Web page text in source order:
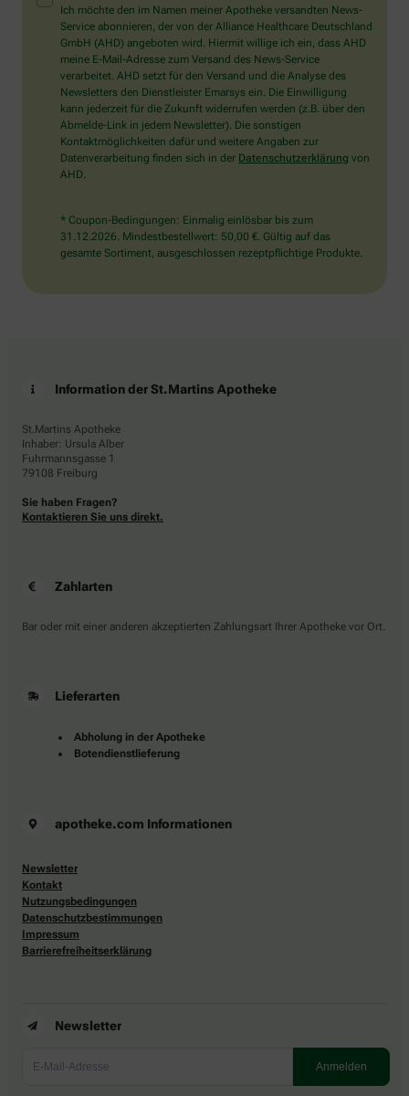
Mensch?
Dann
wählen
Sie
bitte
das
Flugzeug.
Ich möchte den im Namen meiner Apotheke versandten News-
Service abonnieren, der von der Alliance Healthcare Deutschland
GmbH (AHD) angeboten wird. Hiermit willige ich ein, dass AHD
meine E-Mail-Adresse zum Versand des News-Service
verarbeitet. AHD setzt für den Versand und die Analyse des
Newsletters den Dienstleister Emarsys ein. Die Einwilligung
kann jederzeit für die Zukunft widerrufen werden (z.B. über den
Abmelde-Link in jedem Newsletter). Die sonstigen
Kontaktmöglichkeiten dafür und weitere Angaben zur
Datenverarbeitung finden sich in der Datenschutzerklärung von
AHD.
* Coupon-Bedingungen: Einmalig einlösbar bis zum
31.12.2026. Mindestbestellwert: 50,00 €. Gültig auf das
gesamte Sortiment, ausgeschlossen rezeptpflichtige Produkte.
Information der St.Martins Apotheke
St.Martins Apotheke
Inhaber: Ursula Alber
Fuhrmannsgasse 1
79108 Freiburg
Sie haben Fragen?
Kontaktieren Sie uns direkt.
Zahlarten
Bar oder mit einer anderen akzeptierten Zahlungsart Ihrer Apotheke vor Ort.
Lieferarten
Abholung in der Apotheke
Botendienstlieferung
apotheke.com Informationen
Newsletter
Kontakt
Nutzungsbedingungen
Datenschutzbestimmungen
Impressum
Barrierefreiheitserklärung
Newsletter